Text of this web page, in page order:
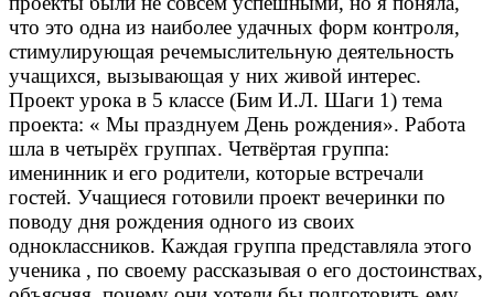
что это одна из наиболее удачных форм контроля,
стимулирующая речемыслительную деятельность
учащихся, вызывающая у них живой интерес.
Проект урока в 5 классе (Бим И.Л. Шаги 1) тема
проекта: « Мы празднуем День рождения». Работа
шла в четырёх группах. Четвёртая группа:
именинник и его родители, которые встречали
гостей. Учащиеся готовили проект вечеринки по
поводу дня рождения одного из своих
одноклассников. Каждая группа представляла этого
ученика , по своему рассказывая о его достоинствах,